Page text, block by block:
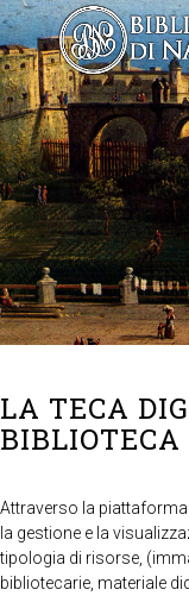
LA TECA
Attraverso la
la gestione e la
tipologia di risorse,
bibliotecarie, materiale